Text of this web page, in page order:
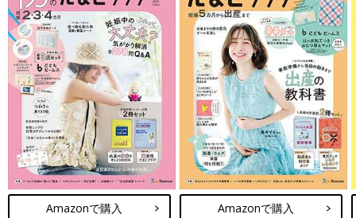
Amazonで購入 Amazonで購入